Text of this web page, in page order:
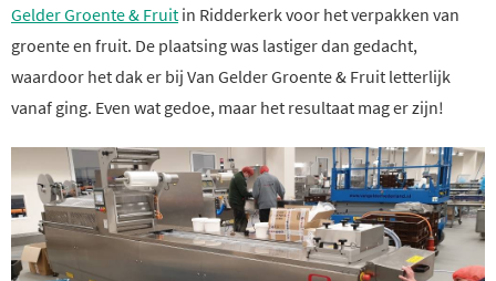
Gelder Groente & Fruit in Ridderkerk voor het verpakken van
groente en fruit. De plaatsing was lastiger dan gedacht,
waardoor het dak er bij Van Gelder Groente & Fruit letterlijk
vanaf ging. Even wat gedoe, maar het resultaat mag er zijn!